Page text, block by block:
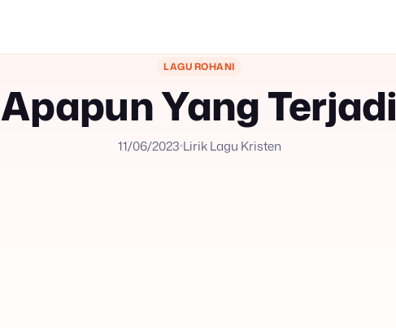
LAGU ROHANI
Apapun Yang Terjadi
11/06/2023 Lirik Lagu Kristen